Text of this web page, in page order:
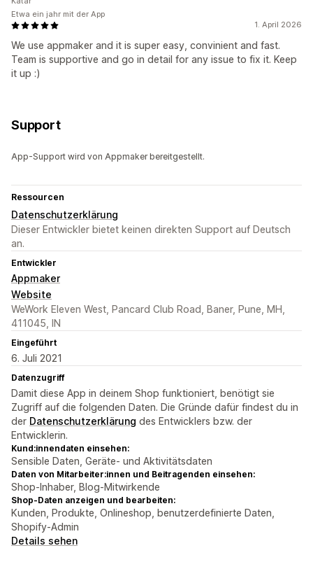
1. April 2026
We use appmaker and it is super easy, convinient and fast.
Team is supportive and go in detail for any issue to fix it. Keep
it up :)
Etwa ein jahr mit der App
Support
App-Support wird von Appmaker bereitgestellt.
Ressourcen
Datenschutzerklärung
Dieser Entwickler bietet keinen direkten Support auf Deutsch
an.
Entwickler
Appmaker
Website
WeWork Eleven West, Pancard Club Road, Baner, Pune, MH,
411045, IN
Eingeführt
6. Juli 2021
Datenzugriff
Damit diese App in deinem Shop funktioniert, benötigt sie
Zugriff auf die folgenden Daten. Die Gründe dafür findest du in
der Datenschutzerklärung des Entwicklers bzw. der
Entwicklerin.
Kund:innendaten einsehen:
Sensible Daten, Geräte- und Aktivitätsdaten
Daten von Mitarbeiter:innen und Beitragenden einsehen:
Shop-Inhaber, Blog-Mitwirkende
Shop-Daten anzeigen und bearbeiten:
Kunden, Produkte, Onlineshop, benutzerdefinierte Daten,
Shopify-Admin
Details sehen